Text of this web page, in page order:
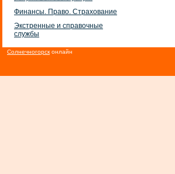
Финансы. Право. Страхование
Экстренные и справочные
службы
Солнечногорск онлайн